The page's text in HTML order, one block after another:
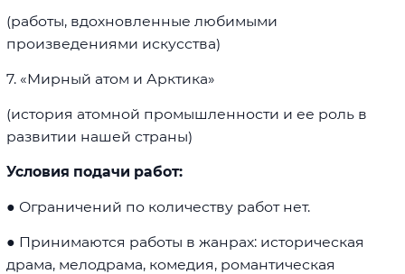
(работы, вдохновленные любимыми
произведениями искусства)
7. «Мирный атом и Арктика»
(история атомной промышленности и ее роль в
развитии нашей страны)
Условия подачи работ:
● Ограничений по количеству работ нет.
● Принимаются работы в жанрах: историческая
драма, мелодрама, комедия, романтическая